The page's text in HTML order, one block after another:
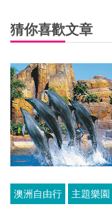
猜你喜歡文章
澳洲自由行 主題樂園